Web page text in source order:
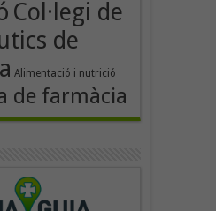
Col·legi de
de
Alimentació i nutrició
de farmàcia